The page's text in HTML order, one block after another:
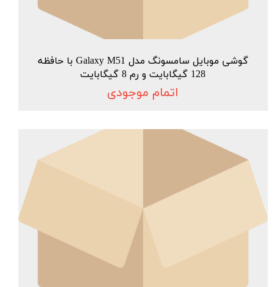
گوشی موبایل سامسونگ مدل Galaxy M51 با حافظه
128 گیگابایت و رم 8 گیگابایت
اتمام موجودی